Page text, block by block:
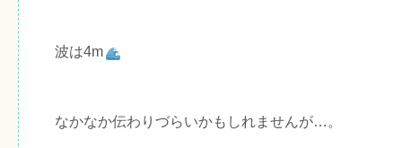
波は4m
なかなか伝わりづらいかもしれませんが…。